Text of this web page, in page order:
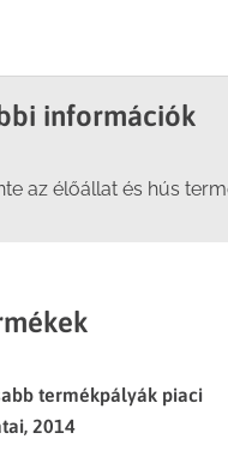
információk
az élőállat és hús
termékpályák piaci
2014